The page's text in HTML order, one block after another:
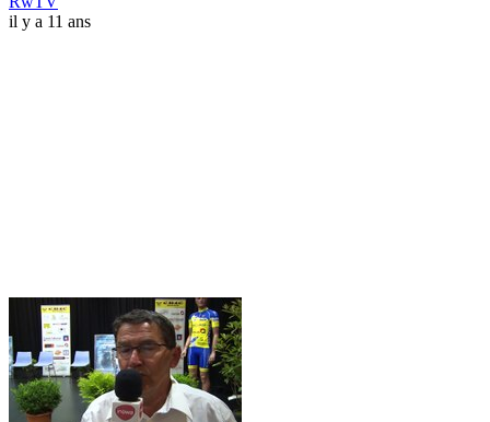
il y a 11 ans